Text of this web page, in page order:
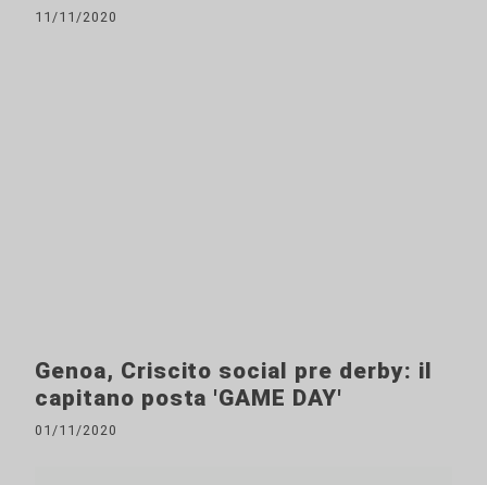
11/11/2020
Genoa, Criscito social pre derby: il
capitano posta 'GAME DAY'
01/11/2020